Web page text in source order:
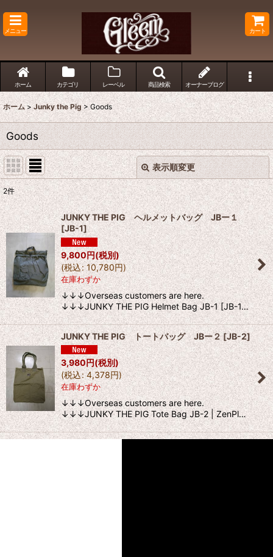
メニュー カート
ホーム カテゴリ レーベル 商品検索 オーナーブログ
ホーム > Junky the Pig > Goods
Goods
表示順変更
表示数:
並び順:
絞り込む
閉じる
2件
JUNKY THE PIG ヘルメットバッグ JBー１
[JB-1]
9,800円(税別)
(税込: 10,780円)
在庫わずか
↓↓↓Overseas customers are here.
↓↓↓JUNKY THE PIG Helmet Bag JB-1 [JB-1…
JUNKY THE PIG トートバッグ JBー２[JB-2]
3,980円(税別)
(税込: 4,378円)
在庫わずか
↓↓↓Overseas customers are here.
↓↓↓JUNKY THE PIG Tote Bag JB-2 | ZenPl…